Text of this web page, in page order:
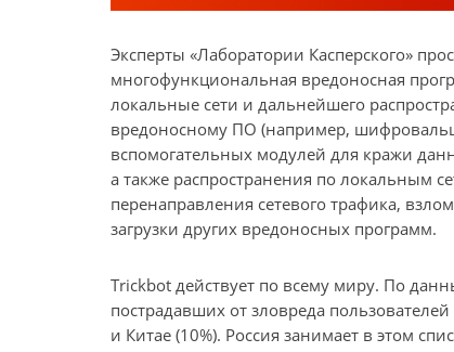
Эксперты «Лаборатории Касперского»
многофункциональная вредоносная
локальные сети и дальнейшего
вредоносному ПО (например,
вспомогательных модулей для кражи
а также распространения по локальным
перенаправления сетевого трафика,
загрузки других вредоносных программ.
Trickbot действует по всему миру. По
пострадавших от зловреда
и Китае (10%). Россия занимает в этом